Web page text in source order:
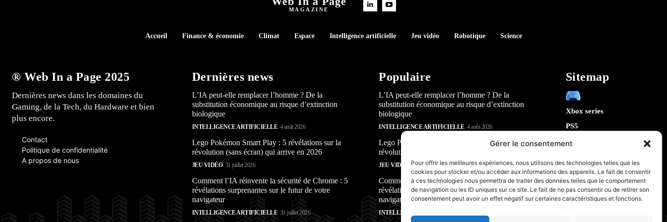
Gérer le consentement
Pour offrir les meilleures expériences, nous utilisons des technologies telles que les
cookies pour stocker et/ou accéder aux informations des appareils. Le fait de consentir
à ces technologies nous permettra de traiter des données telles que le comportement
de navigation ou les ID uniques sur ce site. Le fait de ne pas consentir ou de retirer son
consentement peut avoir un effet négatif sur certaines caractéristiques et fonctions.
MAGAZINE
Accueil Finance & économie Climat Espace Intelligence artificielle Jeu vidéo Robotique Science
® Web In a Page 2025
Dernières news dans les domaines du
Gaming, de la Tech, du Hardware et bien
plus encore.
Contact
Politique de confidentialité
A propos de nous
Dernières news
L’IA peut-elle remplacer l’homme ? De la
substitution économique au risque d’extinction
biologique
INTELLIGENCE ARTIFICIELLE 4 août 2026
Lego Pokémon Smart Play : 5 révélations sur la
révolution (sans écran) qui arrive en 2026
JEU VIDÉO 31 juillet 2026
Comment l’IA réinvente la sécurité de Chrome : 5
révélations surprenantes sur le futur de votre
navigateur
INTELLIGENCE ARTIFICIELLE 31 juillet 2026
Populaire
L’IA peut-elle remplacer l’homme ? De la
substitution économique au risque d’extinction
biologique
INTELLIGENCE ARTIFICIELLE 4 août 2026
Lego Pokémon Smart Play : 5 révélations sur la
révolution (sans écran) qui arrive en 2026
JEU VIDÉO 31 juillet 2026
Comment l’IA réinvente la sécurité de Chrome : 5
révélations surprenantes sur le futur de votre
navigateur
INTELLIGENCE ARTIFICIELLE
Sitemap
Xbox series
PS5
Switch
IA
Robotique
Espace